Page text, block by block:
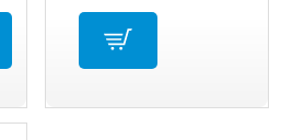
proizvoda